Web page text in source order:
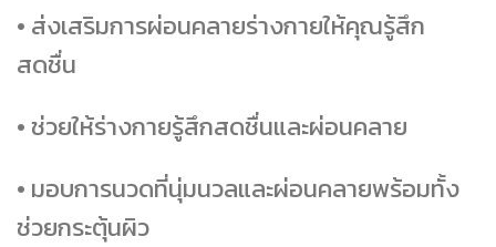
• ส่งเสริมการผ่อนคลายร่างกายให้คุณรู้สึก
สดชื่น
• ช่วยให้ร่างกายรู้สึกสดชื่นและผ่อนคลาย
• มอบการนวดที่นุ่มนวลและผ่อนคลายพร้อมทั้ง
ช่วยกระตุ้นผิว